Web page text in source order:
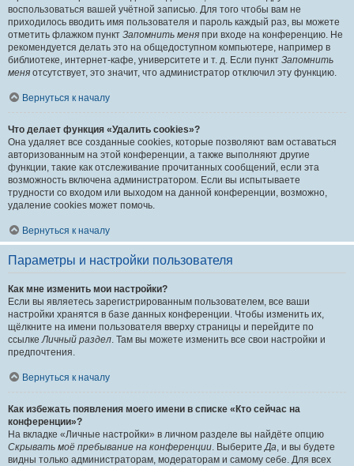
воспользоваться вашей учётной записью. Для того чтобы вам не
приходилось вводить имя пользователя и пароль каждый раз, вы можете
отметить флажком пункт Запомнить меня при входе на конференцию. Не
рекомендуется делать это на общедоступном компьютере, например в
библиотеке, интернет-кафе, университете и т. д. Если пункт Запомнить
меня отсутствует, это значит, что администратор отключил эту функцию.
Вернуться к началу
Что делает функция «Удалить cookies»?
Она удаляет все созданные cookies, которые позволяют вам оставаться
авторизованным на этой конференции, а также выполняют другие
функции, такие как отслеживание прочитанных сообщений, если эта
возможность включена администратором. Если вы испытываете
трудности со входом или выходом на данной конференции, возможно,
удаление cookies может помочь.
Вернуться к началу
Параметры и настройки пользователя
Как мне изменить мои настройки?
Если вы являетесь зарегистрированным пользователем, все ваши
настройки хранятся в базе данных конференции. Чтобы изменить их,
щёлкните на имени пользователя вверху страницы и перейдите по
ссылкеЛичный раздел. Там вы можете изменить все свои настройки и
предпочтения.
Вернуться к началу
Как избежать появления моего имени в списке «Кто сейчас на
конференции»?
На вкладке «Личные настройки» в личном разделе вы найдёте опцию
Скрывать моё пребывание на конференции. ВыберитеДа, и вы будете
видны только администраторам, модераторам и самому себе. Для всех